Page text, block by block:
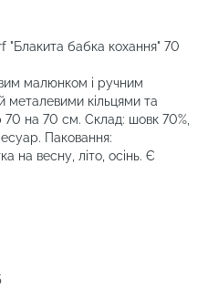
"Блакита бабка кохання" 70
малюнком і ручним
кільцями та
на 70 см. Склад: шовк 70%,
Паковання:
на весну, літо, осінь. Є